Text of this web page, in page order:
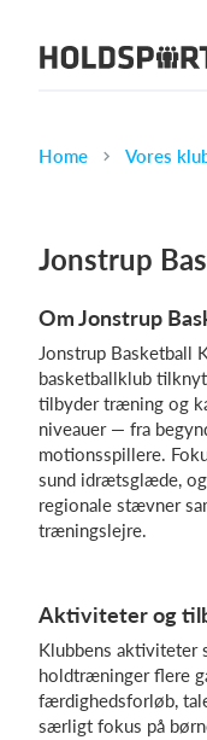
Om
Funktioner
Kalender
Hjemmeside
Webshop
Billetsystem
Hvad koster
Home Vores
Jonstrup
Om Jonstrup
Jonstrup Basketball
basketballklub
tilbyder træning og
niveauer — fra
motionsspillere.
sund idrætsglæde,
regionale stævner
træningslejre.
Aktiviteter og
Klubbens aktiviteter
holdtræninger flere
færdighedsforløb,
særligt fokus på